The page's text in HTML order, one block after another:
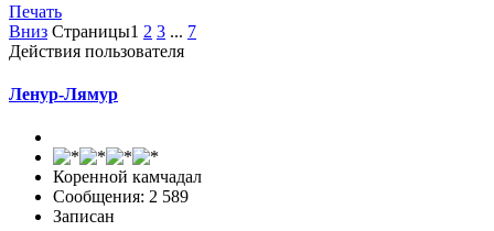
Печать
Вниз Страницы1 2 3 ... 7
Действия пользователя
Ленур-Лямур
Коренной камчадал
Сообщения: 2 589
Записан